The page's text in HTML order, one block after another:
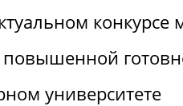
конкурсе
университете